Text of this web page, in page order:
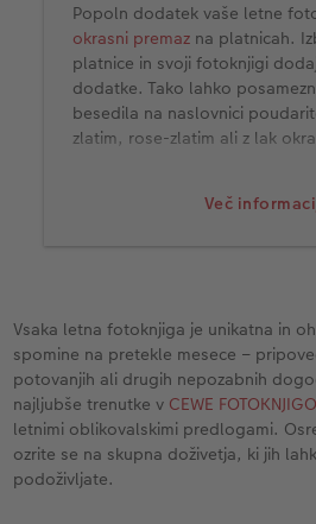
Več
Popoln dodatek vaše letne
okrasni premaz na platnicah.
platnice in svoji fotoknjigi
dodatke. Tako lahko
besedila na naslovnici
zlatim, rose-zlatim ali z lak
ko pričnete z oblikovanjem, v
lahko nato izberete želeni
možnost lahko pozneje
"Okrasni premaz".
Vsaka letna fotoknjiga je unikatna in
spomine na pretekle mesece –
potovanjih ali drugih nepozabnih
najljubše trenutke v CEWE FOTOKNJIGO
letnimi oblikovalskimi predlogami.
ozrite se na skupna doživetja, ki jih
podoživljate.